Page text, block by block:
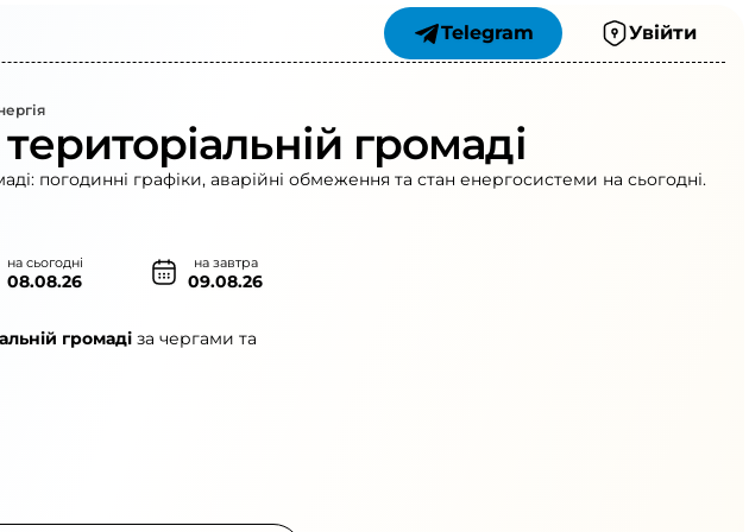
Telegram Увійти
громаді
погодинні графіки, аварійні обмеження та стан енергосистеми на сьогодні.
на сьогодні
08.08.26
на завтра
09.08.26
громаді за чергами та